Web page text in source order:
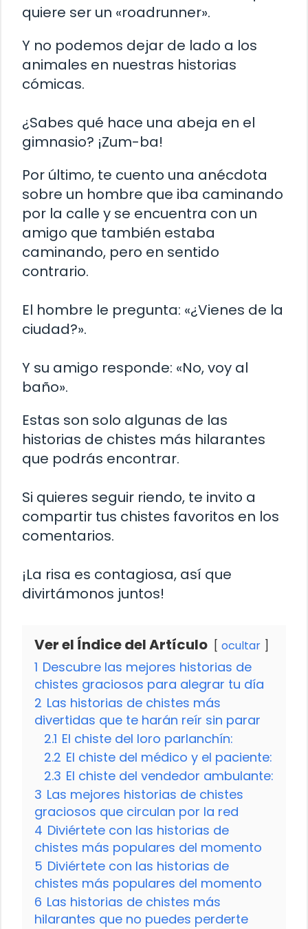
quiere ser un «roadrunner».
Y no podemos dejar de lado a los
animales en nuestras historias
cómicas.
¿Sabes qué hace una abeja en el
gimnasio? ¡Zum-ba!
Por último, te cuento una anécdota
sobre un hombre que iba caminando
por la calle y se encuentra con un
amigo que también estaba
caminando, pero en sentido
contrario.
El hombre le pregunta: «¿Vienes de la
ciudad?».
Y su amigo responde: «No, voy al
baño».
Estas son solo algunas de las
historias de chistes más hilarantes
que podrás encontrar.
Si quieres seguir riendo, te invito a
compartir tus chistes favoritos en los
comentarios.
¡La risa es contagiosa, así que
divirtámonos juntos!
Ver el Índice del Artículo ocultar
1 Descubre las mejores historias de
chistes graciosos para alegrar tu día
2 Las historias de chistes más
divertidas que te harán reír sin parar
2.1 El chiste del loro parlanchín:
2.2 El chiste del médico y el paciente:
2.3 El chiste del vendedor ambulante:
3 Las mejores historias de chistes
graciosos que circulan por la red
4 Diviértete con las historias de
chistes más populares del momento
5 Diviértete con las historias de
chistes más populares del momento
6 Las historias de chistes más
hilarantes que no puedes perderte